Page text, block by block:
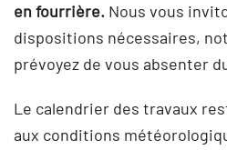
en fourrière. Nous vous
dispositions nécessaires,
prévoyez de vous absenter
Le calendrier des travaux
aux conditions